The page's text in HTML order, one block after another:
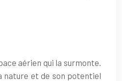
aérien qui la surmonte.
nature et de son potentiel